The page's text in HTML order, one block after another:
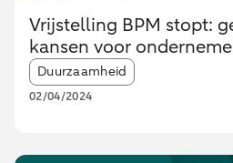
Vrijstelling BPM stopt:
kansen voor
Article tags:
Duurzaamheid
02/04/2024